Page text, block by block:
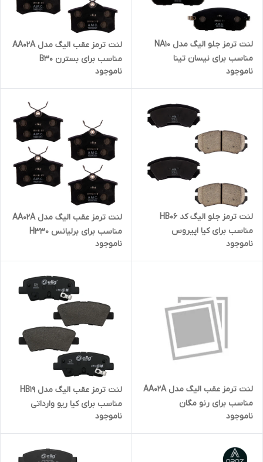
لنت ترمز جلو الیگ مدل NA10
مناسب برای نیسان تینا
ناموجود
لنت ترمز عقب الیگ مدل AA02A
مناسب برای بسترن B30
ناموجود
لنت ترمز جلو الیگ کد HB06
مناسب برای کیا اپیروس
ناموجود
لنت ترمز عقب الیگ مدل AA02A
مناسب برای برلیانس H330
ناموجود
لنت ترمز عقب الیگ مدل AA02A
مناسب برای رنو مگان
ناموجود
لنت ترمز عقب الیگ مدل HB19
مناسب برای کیا ریو وارداتی
ناموجود